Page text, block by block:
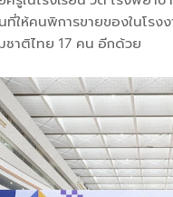
ที่ให้คนพิการขายของในโ
ชาติไทย 17 คน อีกด้วย